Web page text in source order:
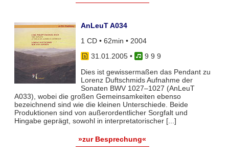
AnLeuT A034
1 CD • 62min • 2004
31.01.2005•
9 9 9
Dies ist gewissermaßen das Pendant zu
Lorenz Duftschmids Aufnahme der
Sonaten BWV 1027–1027 (AnLeuT
A033), wobei die großen Gemeinsamkeiten ebenso
bezeichnend sind wie die kleinen Unterschiede. Beide
Produktionen sind von außerordentlicher Sorgfalt und
Hingabe geprägt, sowohl in interpretatorischer [...]
»zur Besprechung«